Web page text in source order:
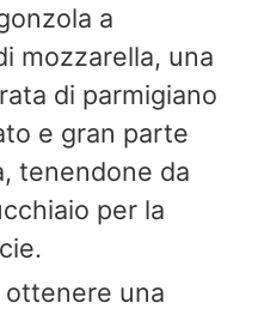
a
mozzarella, una
di parmigiano
e gran parte
tenendone da
per la
ottenere una